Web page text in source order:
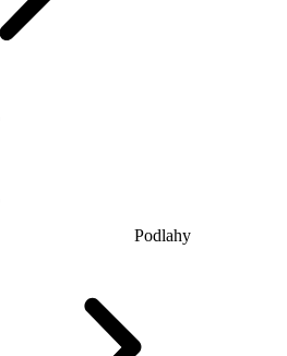
Podlahy